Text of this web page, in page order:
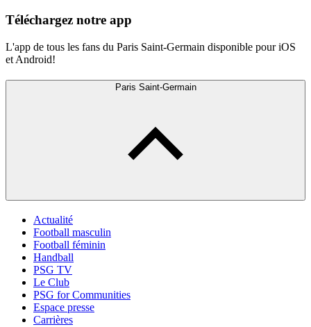
Téléchargez notre app
L'app de tous les fans du Paris Saint-Germain disponible pour iOS
et Android!
Paris Saint-Germain
Actualité
Football masculin
Football féminin
Handball
PSG TV
Le Club
PSG for Communities
Espace presse
Carrières